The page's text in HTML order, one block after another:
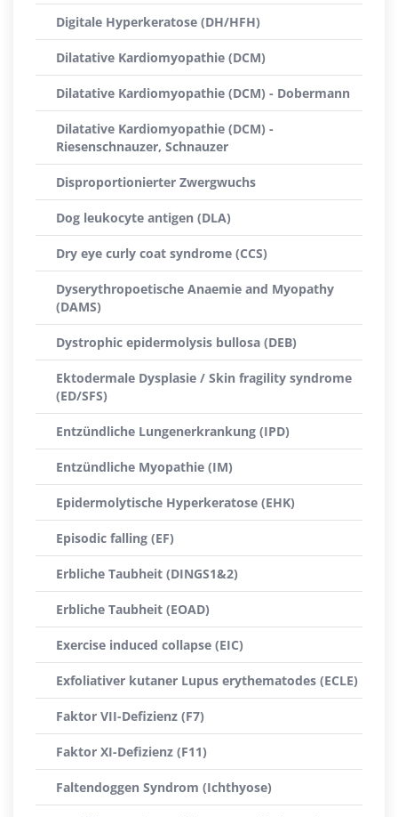
Digitale Hyperkeratose (DH/HFH)
Dilatative Kardiomyopathie (DCM)
Dilatative Kardiomyopathie (DCM) - Dobermann
Dilatative Kardiomyopathie (DCM) -
Riesenschnauzer, Schnauzer
Disproportionierter Zwergwuchs
Dog leukocyte antigen (DLA)
Dry eye curly coat syndrome (CCS)
Dyserythropoetische Anaemie and Myopathy
(DAMS)
Dystrophic epidermolysis bullosa (DEB)
Ektodermale Dysplasie / Skin fragility syndrome
(ED/SFS)
Entzündliche Lungenerkrankung (IPD)
Entzündliche Myopathie (IM)
Epidermolytische Hyperkeratose (EHK)
Episodic falling (EF)
Erbliche Taubheit (DINGS1&2)
Erbliche Taubheit (EOAD)
Exercise induced collapse (EIC)
Exfoliativer kutaner Lupus erythematodes (ECLE)
Faktor VII-Defizienz (F7)
Faktor XI-Defizienz (F11)
Faltendoggen Syndrom (Ichthyose)